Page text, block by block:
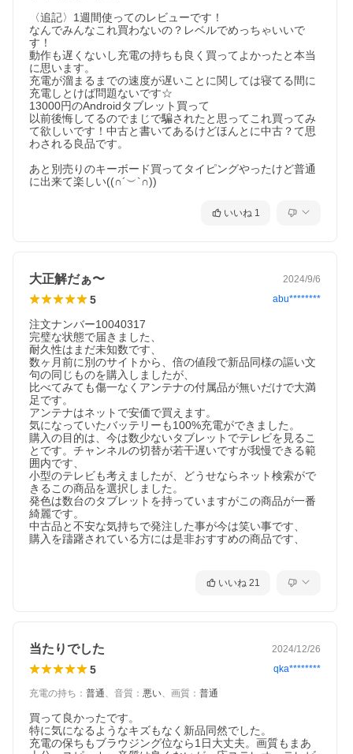
〈追記〉1週間使ってのレビューです！
なんでみんなこれ買わないの？レベルでめっちゃいいで
す！
動作も遅くないし充電の持ちも良く買ってよかったと本当
に思います。
充電が溜まるまでの速度が遅いことに関しては寝てる間に
充電しとけば問題ないです☆
13000円のAndroidタブレット買って
以前後悔してるのでまじで騙されたと思ってこれ買ってみ
て欲しいです！中古と書いてあるけどほんとに中古？て思
わされる良品です。
あと別売りのキーボード買ってタイピングやったけど普通
に出来て楽しい((∩´︶`∩))
いいね 1
大正解だぁ〜 2024/9/6
5 abu********
注文ナンバー10040317
完璧な状態で届きました、
耐久性はまだ未知数です、
数ヶ月前に別のサイトから、倍の値段で新品同様の謳い文
句の同じものを購入しましたが、
比べてみても傷一なくアンテナの付属品が無いだけで大満
足です。
アンテナはネットで安価で買えます。
気になっていたバッテリーも100%充電ができました。
購入の目的は、今は数少ないタブレットでテレビを見るこ
とです。チャンネルの切替が若干遅いですが我慢できる範
囲内です、
小型のテレビも考えましたが、どうせならネット検索がで
きるこの商品を選択しました。
発色は数台のタブレットを持っていますがこの商品が一番
綺麗です。
中古品と不安な気持ちで発注した事が今は笑い事です、
購入を躊躇されている方には是非おすすめの商品です、
いいね 21
当たりでした 2024/12/26
5 qka********
充電の持ち ： 普通、 音質 ： 悪い、 画質 ： 普通
買って良かったです。
特に気になるようなキズもなく新品同然でした。
充電の保ちもブラウジング位なら1日大丈夫。画質もまあ